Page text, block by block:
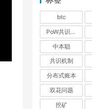
btc
PoW共识机制
中本聪
共识机制
分布式账本
双花问题
挖矿